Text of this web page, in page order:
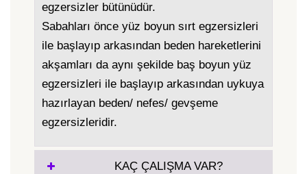
egzersizler bütünüdür.
Sabahları önce yüz boyun sırt egzersizleri
ile başlayıp arkasından beden hareketlerini
akşamları da aynı şekilde baş boyun yüz
egzersizleri ile başlayıp arkasından uykuya
hazırlayan beden/ nefes/ gevşeme
egzersizleridir.
KAÇ ÇALIŞMA VAR?